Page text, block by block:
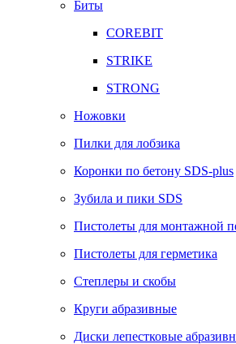
Биты
COREBIT
STRIKE
STRONG
Ножовки
Пилки для лобзика
Коронки по бетону SDS-plus
Зубила и пики SDS
Пистолеты для монтажной
Пистолеты для герметика
Степлеры и скобы
Круги абразивные
Диски лепестковые